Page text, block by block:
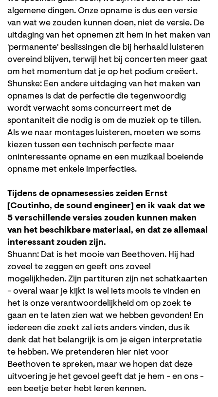
algemene dingen. Onze opname is dus een versie
van wat we zouden kunnen doen, niet de versie. De
uitdaging van het opnemen zit hem in het maken van
'permanente' beslissingen die bij herhaald luisteren
overeind blijven, terwijl het bij concerten meer gaat
om het momentum dat je op het podium creëert.
Shunske: Een andere uitdaging van het maken van
opnames is dat de perfectie die tegenwoordig
wordt verwacht soms concurreert met de
spontaniteit die nodig is om de muziek op te tillen.
Als we naar montages luisteren, moeten we soms
kiezen tussen een technisch perfecte maar
oninteressante opname en een muzikaal boeiende
opname met enkele imperfecties.
Tijdens de opnamesessies zeiden Ernst
[Coutinho, de sound engineer] en ik vaak dat we
5 verschillende versies zouden kunnen maken
van het beschikbare materiaal, en dat ze allemaal
interessant zouden zijn.
Shuann: Dat is het mooie van Beethoven. Hij had
zoveel te zeggen en geeft ons zoveel
mogelijkheden. Zijn partituren zijn net schatkaarten
- overal waar je kijkt is wel iets moois te vinden en
het is onze verantwoordelijkheid om op zoek te
gaan en te laten zien wat we hebben gevonden! En
iedereen die zoekt zal iets anders vinden, dus ik
denk dat het belangrijk is om je eigen interpretatie
te hebben. We pretenderen hier niet voor
Beethoven te spreken, maar we hopen dat deze
uitvoering je het gevoel geeft dat je hem - en ons -
een beetje beter hebt leren kennen.